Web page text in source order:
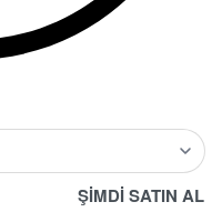
ŞİMDİ SATIN AL